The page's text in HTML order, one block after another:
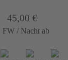
45,00 €
FW / Nacht ab